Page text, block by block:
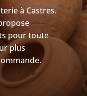
à Castres.
pour toute
plus